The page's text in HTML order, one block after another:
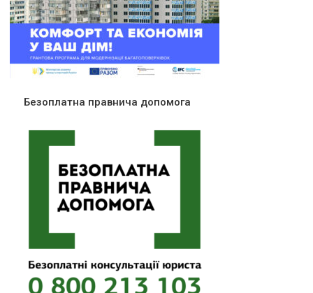
Безоплатна правнича допомога